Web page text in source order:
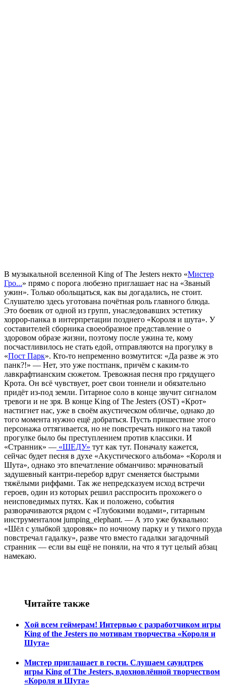
В музыкальной вселенной King of The Jesters некто «Мистер
Гро...» прямо с порога любезно приглашает нас на «Званый
ужин». Только обольщаться, как вы догадались, не стоит.
Слушателю здесь уготована почётная роль главного блюда.
Это боевик от одной из групп, унаследовавших эстетику
хоррор-панка в интерпретации позднего «Короля и шута». У
составителей сборника своеобразное представление о
здоровом образе жизни, поэтому после ужина те, кому
посчастливилось не стать едой, отправляются на прогулку в
«Пост Парк». Кто-то непременно возмутится: «Да разве ж это
панк?!» — Нет, это уже постпанк, причём с каким-то
лавкрафтианским сюжетом. Тревожная песня про грядущего
Крота. Он всё чувствует, роет свои тоннели и обязательно
придёт из-под земли. Гитарное соло в конце звучит сигналом
тревоги и не зря. В конце King of The Jesters (OST) «Крот»
настигнет нас, уже в своём акустическом обличье, однако до
того момента нужно ещё добраться. Пусть пришествие этого
персонажа оттягивается, но не повстречать никого на такой
прогулке было бы преступлением против классики. И
«Странник» — «ШЕДУ» тут как тут. Поначалу кажется,
сейчас будет песня в духе «Акустического альбома» «Короля и
Шута», однако это впечатление обманчиво: мрачноватый
задушевный кантри-перебор вдруг сменяется быстрыми
тяжёлыми риффами. Так же непредсказуем исход встречи
героев, один из которых решил расспросить прохожего о
неисповедимых путях. Как и положено, события
разворачиваются рядом с «Глубокими водами», гитарным
инструменталом jumping_elephant. — А это уже буквально:
«Шёл с улыбкой здоровяк» по ночному парку и у тихого пруда
повстречал гадалку», разве что вместо гадалки загадочный
странник — если вы ещё не поняли, на что я тут целый абзац
намекаю.
Читайте также
Хой всем геймерам! Интервью с разработчиком игры
King of the Jesters по мотивам творчества «Короля и
Шута»
Мистер приглашает в гости. Слушаем саундтрек
игры King of The Jesters, вдохновлённой творчеством
«Короля и Шута»